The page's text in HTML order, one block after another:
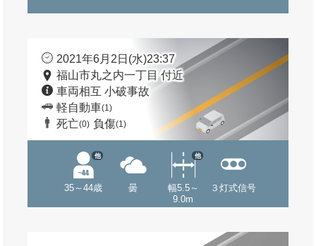
2021年6月2日(水)23:37
福山市丸之内一丁目 付近
車両相互 小破事故
軽自動車(1)
死亡(0) 負傷(1)
35～44歳
他
曇
幅5.5～
9.0m
他
３灯式信号